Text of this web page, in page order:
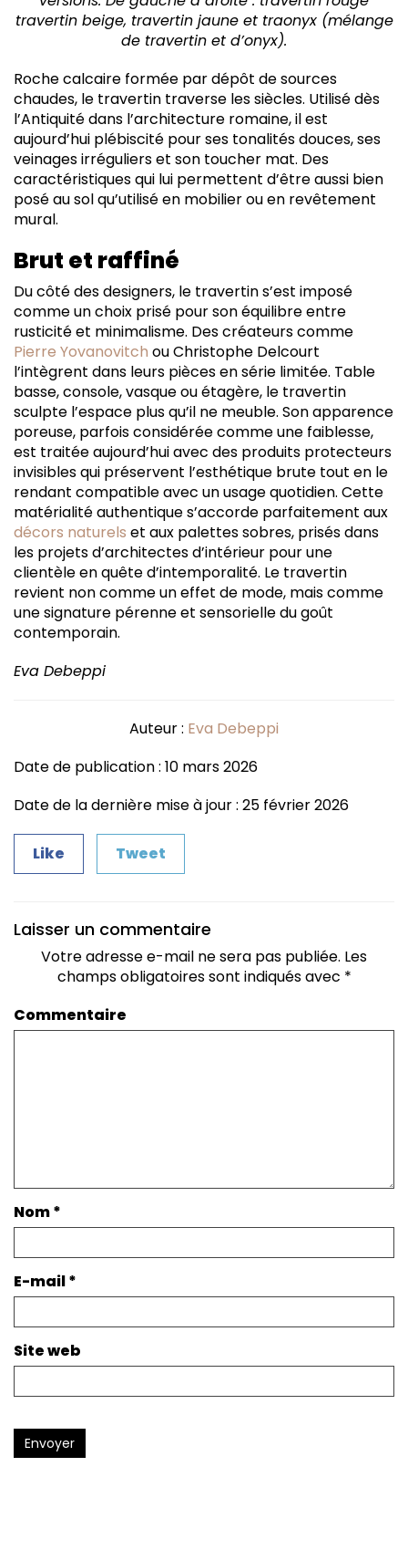
travertin beige, travertin jaune et traonyx (mélange
de travertin et d’onyx).
Roche calcaire formée par dépôt de sources
chaudes, le travertin traverse les siècles. Utilisé dès
l’Antiquité dans l’architecture romaine, il est
aujourd’hui plébiscité pour ses tonalités douces, ses
veinages irréguliers et son toucher mat. Des
caractéristiques qui lui permettent d’être aussi bien
posé au sol qu’utilisé en mobilier ou en revêtement
mural.
Brut et raffiné
Du côté des designers, le travertin s’est imposé
comme un choix prisé pour son équilibre entre
rusticité et minimalisme. Des créateurs comme
Pierre Yovanovitch ou Christophe Delcourt
l’intègrent dans leurs pièces en série limitée. Table
basse, console, vasque ou étagère, le travertin
sculpte l’espace plus qu’il ne meuble. Son apparence
poreuse, parfois considérée comme une faiblesse,
est traitée aujourd’hui avec des produits protecteurs
invisibles qui préservent l’esthétique brute tout en le
rendant compatible avec un usage quotidien. Cette
matérialité authentique s’accorde parfaitement aux
décors naturels et aux palettes sobres, prisés dans
les projets d’architectes d’intérieur pour une
clientèle en quête d’intemporalité. Le travertin
revient non comme un effet de mode, mais comme
une signature pérenne et sensorielle du goût
contemporain.
Eva Debeppi
Auteur : Eva Debeppi
Date de publication : 10 mars 2026
Date de la dernière mise à jour : 25 février 2026
Like Tweet
Laisser un commentaire
Votre adresse e-mail ne sera pas publiée. Les
champs obligatoires sont indiqués avec *
Commentaire
Nom*
E-mail*
Site web
Envoyer